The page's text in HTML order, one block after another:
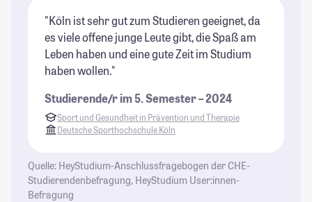
"Köln ist sehr gut zum Studieren geeignet, da
es viele offene junge Leute gibt, die Spaß am
Leben haben und eine gute Zeit im Studium
haben wollen."
Studierende/r im 5. Semester – 2024
Sport und Gesundheit in Prävention und Therapie
Deutsche Sporthochschule Köln
Quelle: HeyStudium-Anschlussfragebogen der CHE-
Studierendenbefragung, HeyStudium User:innen-
Befragung